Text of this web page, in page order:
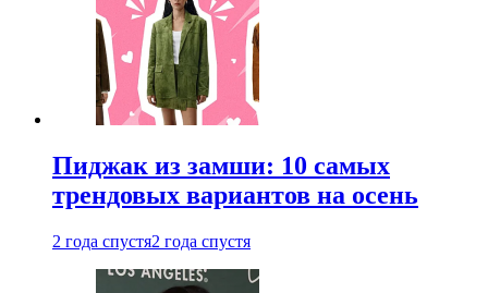
Пиджак из замши: 10 самых
трендовых вариантов на осень
2 года спустя2 года спустя